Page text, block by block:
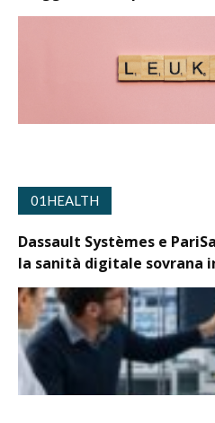
01HEALTH
Dassault Systèmes e
la sanità digitale sovrana